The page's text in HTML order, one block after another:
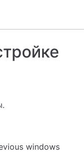
windows